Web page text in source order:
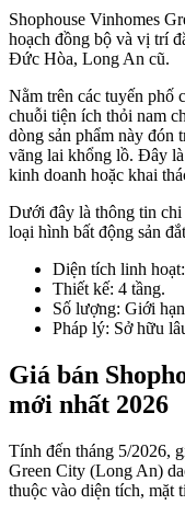
Shophouse Vinhomes
hoạch đồng bộ và vị trí
Đức Hòa, Long An cũ.
Nằm trên các tuyến phố
chuỗi tiện ích thỏi nam
dòng sản phẩm này đón
vãng lai khổng lồ. Đây
kinh doanh hoặc khai
Dưới đây là thông tin chi
loại hình bất động sản
Diện tích linh
Thiết kế: 4 tầng.
Số lượng: Giới
Pháp lý: Sở hữu
Giá bán
mới nhất 2026
Tính đến tháng 5/2026,
Green City (Long An)
thuộc vào diện tích, mặt